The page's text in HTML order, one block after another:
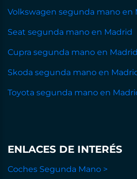
Volkswagen segunda mano en
Seat segunda mano en Madrid
Cupra segunda mano en Madrid
Skoda segunda mano en
Toyota segunda mano en
ENLACES DE INTERÉS
Coches Segunda Mano >